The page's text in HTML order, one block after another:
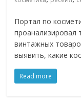
Портал по
проанализировал
винтажных
выявить, какие
Read more